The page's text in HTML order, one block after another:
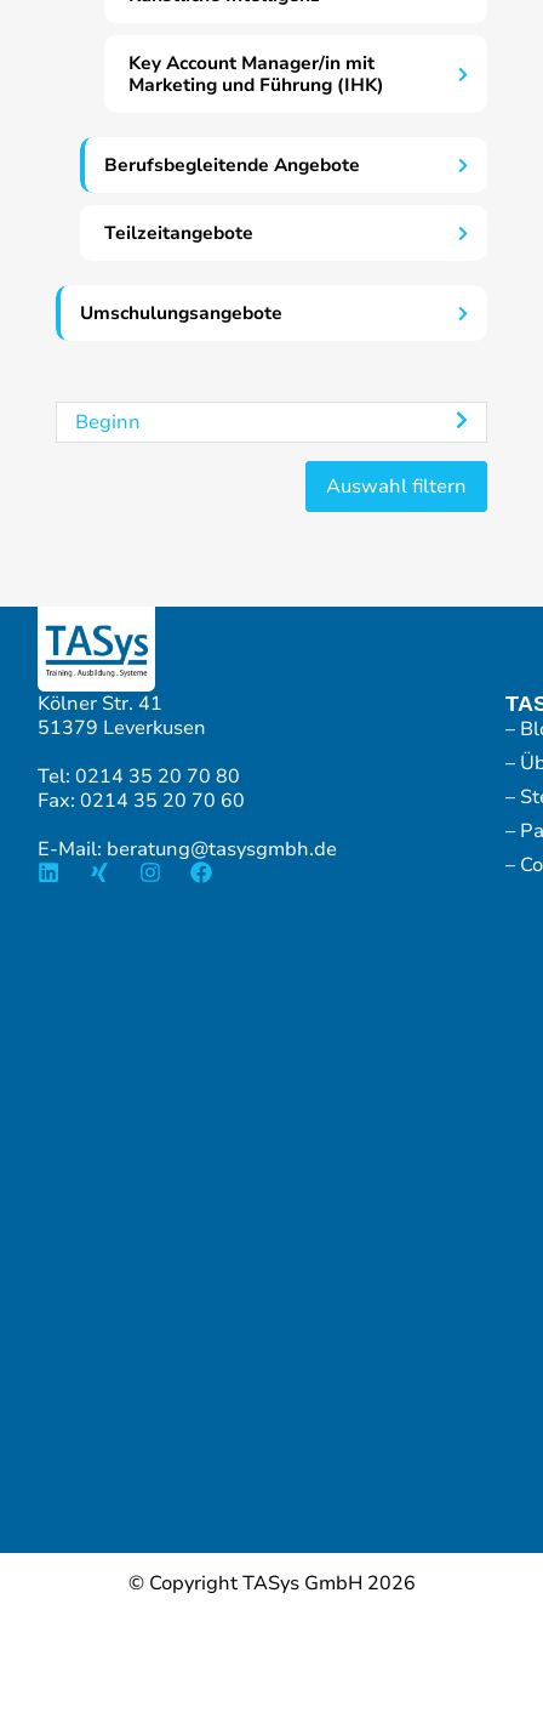
Key Account Manager/in mit
Marketing und Führung (IHK)
Berufsbegleitende Angebote
Teilzeitangebote
Umschulungsangebote
Beginn
Kölner Str. 41
51379 Leverkusen
Tel: 0214 35 20 70 80
Fax: 0214 35 20 70 60
E-Mail: beratung@tasysgmbh.de
–
–
–
–
–
© Copyright TASys GmbH 2026